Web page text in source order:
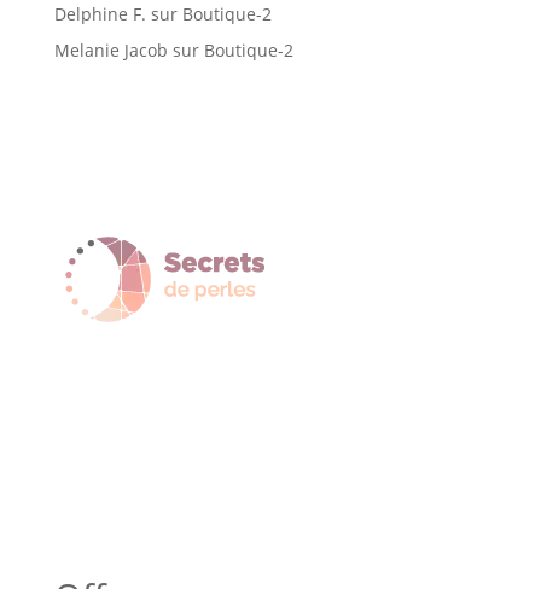
Delphine F. sur Boutique-2
Melanie Jacob sur Boutique-2